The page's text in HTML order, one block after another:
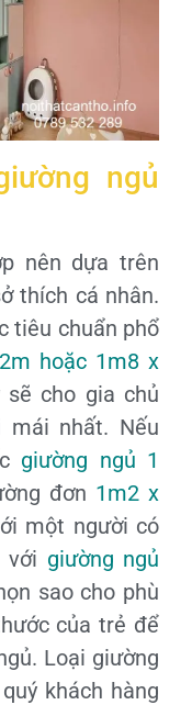
ngủ
nên dựa trên
thích cá nhân.
tiêu chuẩn phổ
hoặc 1m8 x
cho gia chủ
mái nhất. Nếu
giường ngủ 1
đơn 1m2 x
một người có
với giường ngủ
sao cho phù
của trẻ để
Loại giường
khách hàng